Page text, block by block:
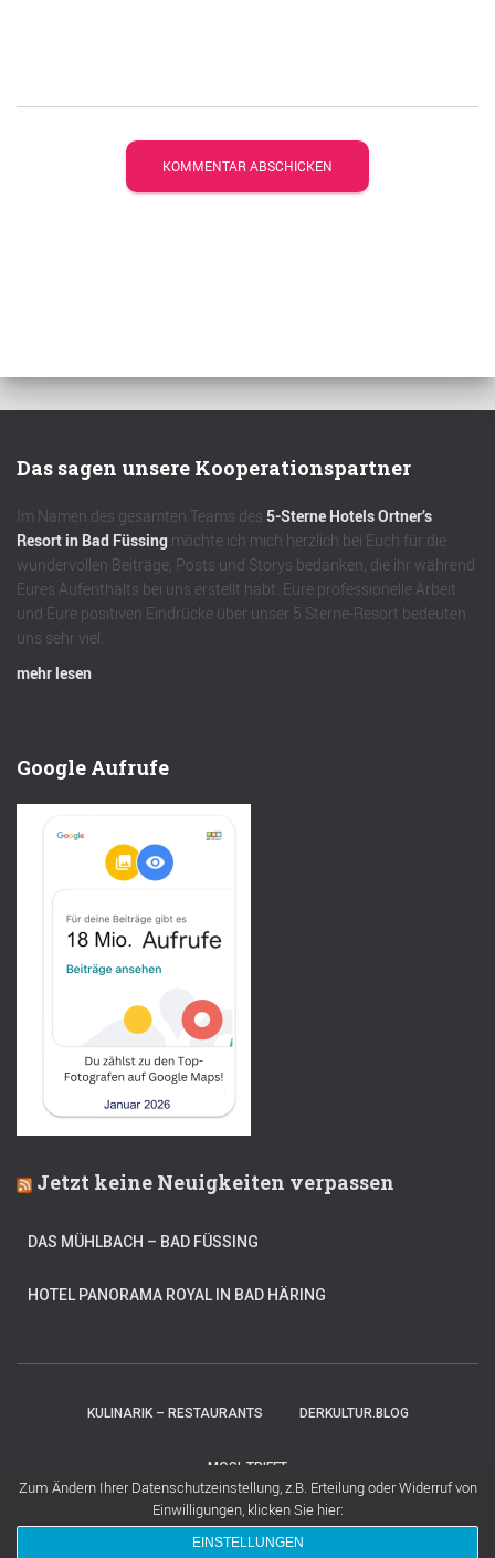
Das sagen unsere Kooperationspartner
Im Namen des gesamten Teams des 5-Sterne Hotels Ortner’s
Resort in Bad Füssing möchte ich mich herzlich bei Euch für die
wundervollen Beiträge, Posts und Storys bedanken, die ihr während
Eures Aufenthalts bei uns erstellt habt. Eure professionelle Arbeit
und Eure positiven Eindrücke über unser 5 Sterne-Resort bedeuten
uns sehr viel.
mehr lesen
Google Aufrufe
Jetzt keine Neuigkeiten verpassen
DAS MÜHLBACH – BAD FÜSSING
HOTEL PANORAMA ROYAL IN BAD HÄRING
KULINARIK – RESTAURANTS DERKULTUR.BLOG
MOSI-TRIFFT
Hestia | Entwickelt vonThemeIsle
Zum Ändern Ihrer Datenschutzeinstellung, z.B. Erteilung oder Widerruf von
Einwilligungen, klicken Sie hier:
EINSTELLUNGEN